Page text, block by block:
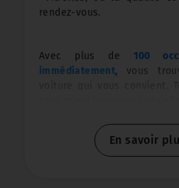
rendez-vous.
Avec plus de 100
immédiatement, vous
de 12 mois minimum
. Et
sérénité, nos garanties
jusqu'à 48 mois.
En savoir